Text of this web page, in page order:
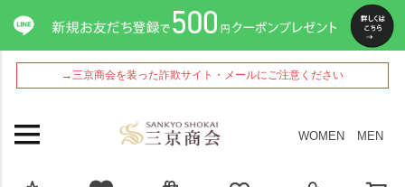
→三京商会を装った詐欺サイト・メールにご注意ください
WOMEN MEN
ペー
ジト
ップ
へ